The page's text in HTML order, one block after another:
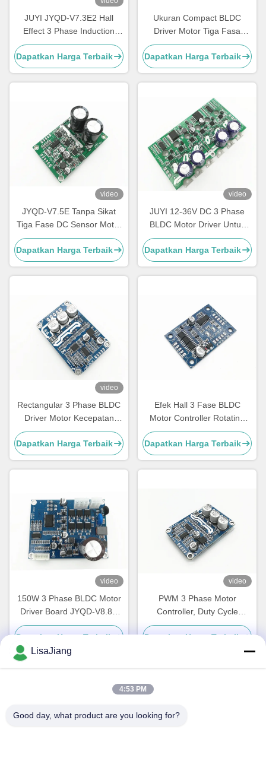
JUYI JYQD-V7.3E2 Hall
Effect 3 Phase Induction
Motor Controller, 15A
Brushless DC Motor Driver
Board
Dapatkan Harga Terbaik
Ukuran Compact BLDC
Driver Motor Tiga Fasa
PWM, Kontrol Kecepatan
Driver Fase 3 Fasa
Dapatkan Harga Terbaik
video
JYQD-V7.5E Tanpa Sikat
Tiga Fase DC Sensor Motor
Driver Controller PWM
Regulator 36-72V
Dapatkan Harga Terbaik
video
JUYI 12-36V DC 3 Phase
BLDC Motor Driver Untuk
Kursi Roda / Kontroler Motor
Skateboard Listrik 15ABoard
Dapatkan Harga Terbaik
video
Rectangular 3 Phase BLDC
Driver Motor Kecepatan
Sinyal Sinyal Output -20 - 85
℃
Dapatkan Harga Terbaik
Efek Hall 3 Fase BLDC
Motor Controller Rotating
Direction Control Ports
Dapatkan Harga Terbaik
video
150W 3 Phase BLDC Motor
Driver Board JYQD-V8.8D
Untuk Motor DC Tanpa
Sensor
Dapatkan Harga Terbaik
video
PWM 3 Phase Motor
Controller, Duty Cycle
Control Speed Controller
untuk DC Brushless Motor
Dapatkan Harga Terbaik
LisaJiang
4:53 PM
Good day, what product are you looking for?